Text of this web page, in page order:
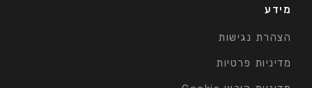
מידע
הצהרת נגישות
מדיניות פרטיות